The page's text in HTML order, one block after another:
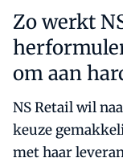
Zo werkt
om aan
NS Retail wil
keuze
met haar